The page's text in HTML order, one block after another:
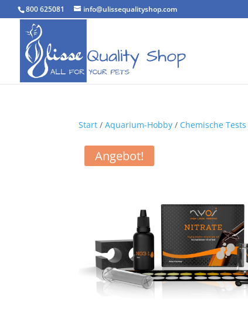
800 625081 info@ulissequalityshop.com
Start /Aquarium-Hobby / Chemische Tests
Angebot!